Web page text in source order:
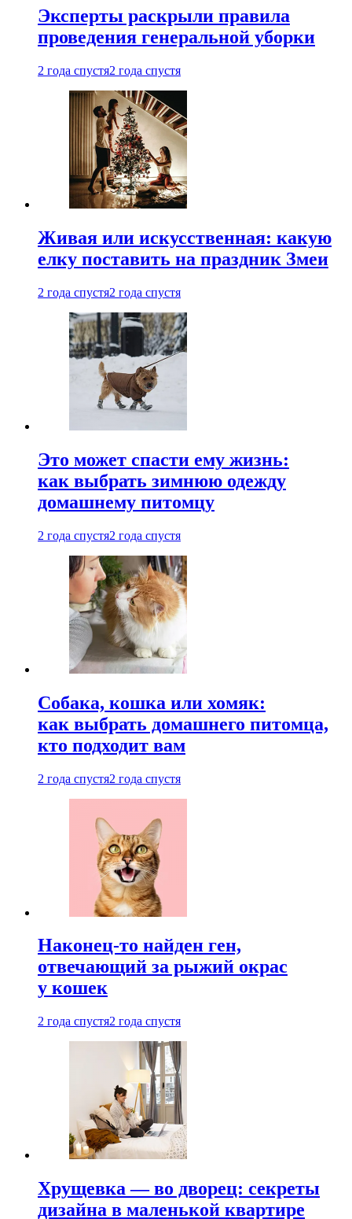
Эксперты раскрыли правила
проведения генеральной уборки
2 года спустя2 года спустя
Живая или искусственная: какую
елку поставить на праздник Змеи
2 года спустя2 года спустя
Это может спасти ему жизнь:
как выбрать зимнюю одежду
домашнему питомцу
2 года спустя2 года спустя
Собака, кошка или хомяк:
как выбрать домашнего питомца,
кто подходит вам
2 года спустя2 года спустя
Наконец-то найден ген,
отвечающий за рыжий окрас
у кошек
2 года спустя2 года спустя
Хрущевка — во дворец: секреты
дизайна в маленькой квартире